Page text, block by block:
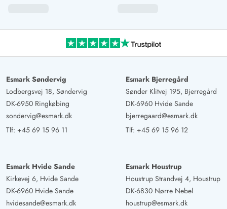
Esmark Søndervig
Lodbergsvej 18, Søndervig
DK-6950 Ringkøbing
sondervig@esmark.dk
Tlf: +45 69 15 96 11
Esmark Bjerregård
Sønder Klitvej 195, Bjerregård
DK-6960 Hvide Sande
bjerregaard@esmark.dk
Tlf: +45 69 15 96 12
Esmark Hvide Sande
Kirkevej 6, Hvide Sande
DK-6960 Hvide Sande
hvidesande@esmark.dk
Esmark Houstrup
Houstrup Strandvej 4, Houstrup
DK-6830 Nørre Nebel
houstrup@esmark.dk